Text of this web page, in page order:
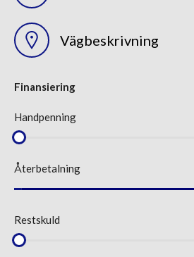
Vägbeskrivning
Finansiering
Handpenning
Återbetalning
Restskuld